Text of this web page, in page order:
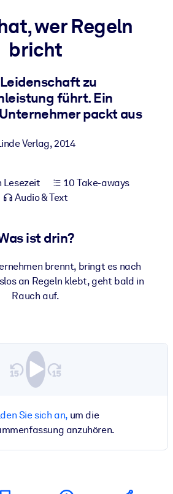
und resiliente Belegschaft auf.
verifiziertes Wissen in Ihr LMS/LXP für
wer Regeln
bricht
zu
führt. Ein
packt aus
Verlag,2014
Lesezeit
10 Take-aways
Audio & Text
ist drin?
brennt, bringt es nach
an Regeln klebt, geht bald in
Rauch auf.
Sie sich an,um die
anzuhören.